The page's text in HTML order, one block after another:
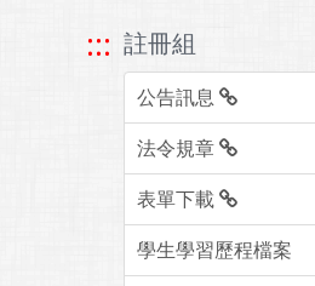
::: 註冊組
公告訊息
法令規章
表單下載
學生學習歷程檔案